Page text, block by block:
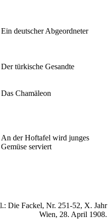
Ein deutscher Abgeordneter
Der türkische Gesandte
Das Chamäleon
An der Hoftafel wird junges
Gemüse serviert
Die Fackel, Nr. 251-52, X. Jahr
Wien, 28. April 1908.